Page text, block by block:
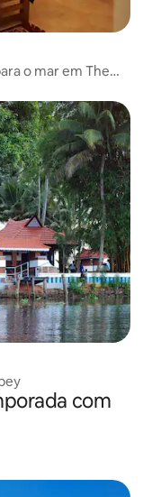
o mar em The
com